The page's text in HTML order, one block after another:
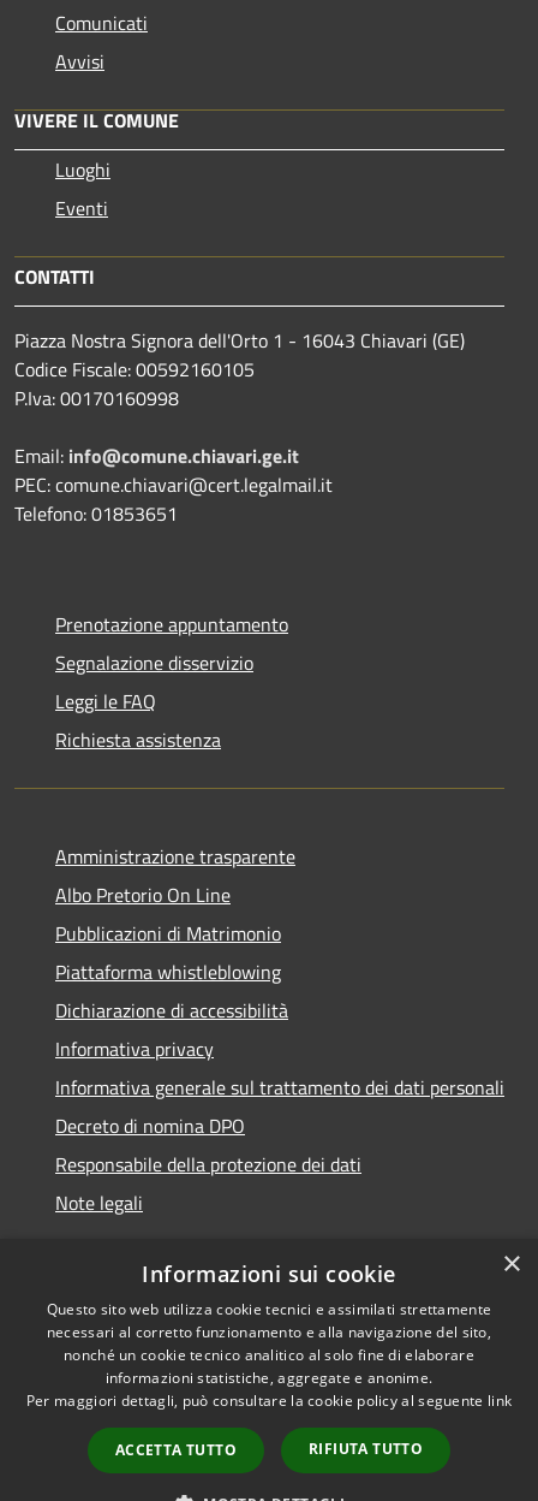
Comunicati
Avvisi
VIVERE IL COMUNE
Luoghi
Eventi
CONTATTI
Piazza Nostra Signora dell'Orto 1 - 16043 Chiavari (GE)
Codice Fiscale: 00592160105
P.Iva: 00170160998
Email: info@comune.chiavari.ge.it
PEC: comune.chiavari@cert.legalmail.it
Telefono: 01853651
Prenotazione appuntamento
Segnalazione disservizio
Leggi le FAQ
Richiesta assistenza
Amministrazione trasparente
Albo Pretorio On Line
Pubblicazioni di Matrimonio
Piattaforma whistleblowing
Dichiarazione di accessibilità
Informativa privacy
Informativa generale sul trattamento dei dati personali
Decreto di nomina DPO
Responsabile della protezione dei dati
Note legali
RSS
Accessibilità
Cookie
Mappa del sito
Piano di miglioramento
© 2021 - 2026 Comune di
Chiavari -Area Riservata
×
Informazioni sui cookie
Questo sito web utilizza cookie tecnici e assimilati strettamente
necessari al corretto funzionamento e alla navigazione del sito,
nonché un cookie tecnico analitico al solo fine di elaborare
informazioni statistiche, aggregate e anonime.
Per maggiori dettagli, può consultare la cookie policy al seguente link
ACCETTA TUTTO RIFIUTA TUTTO